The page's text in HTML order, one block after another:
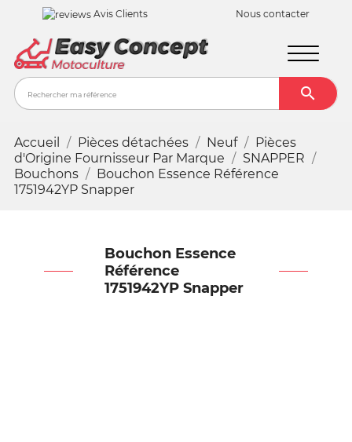
Avis Clients Nous contacter

Accueil Pièces détachées Neuf
Pièces
d'Origine Fournisseur Par Marque
SNAPPER
Bouchons
Bouchon Essence Référence
1751942YP Snapper
Bouchon Essence
Référence
1751942YP Snapper